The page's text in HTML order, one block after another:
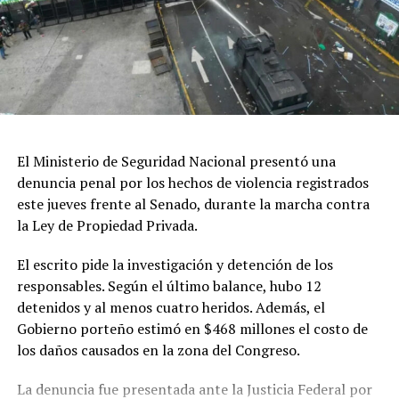
Península Valdés.
Di Giacomo señaló que la UNESCO incorporó estos
planteos en un documento que actualmente analiza el
Comité de Patrimonio Mundial, donde además se solicita
al Estado argentino suspender las obras hasta que
ciudadana utilizados durante el proceso.
El referente socioambiental también cuestionó el
desarrollo de las audiencias públicas realizadas en el
consideran que esas instancias no garantizaron una
participación efectiva de la ciudadanía.
En cuanto a los plazos, explicó que el organismo
internacional prevé solicitar información al Estado
El Ministerio de Seguridad Nacional presentó una
denuncia penal por los hechos de violencia registrados
este jueves frente al Senado, durante la marcha contra
la Ley de Propiedad Privada.
El escrito pide la investigación y detención de los
responsables. Según el último balance, hubo 12
detenidos y al menos cuatro heridos. Además, el
Gobierno porteño estimó en $468 millones el costo de
los daños causados en la zona del Congreso.
La denuncia fue presentada ante la Justicia Federal por